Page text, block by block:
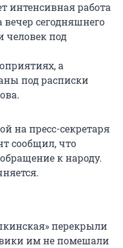
интенсивная работа
сегодняшнего
человек под
а
под расписки
на пресс-секретаря
сообщил, что
к народу.
перекрыли
им не помешали